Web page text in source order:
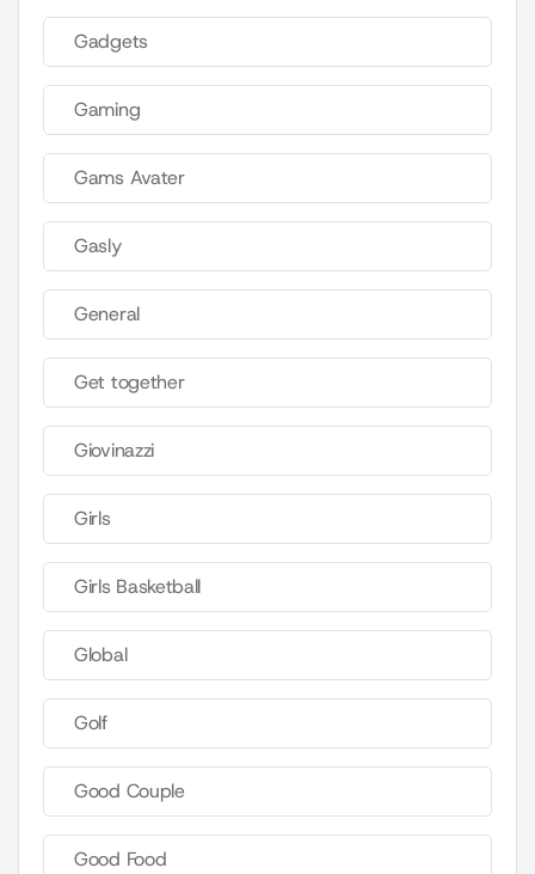
Gadgets
Gaming
Gams Avater
Gasly
General
Get together
Giovinazzi
Girls
Girls Basketball
Global
Golf
Good Couple
Good Food